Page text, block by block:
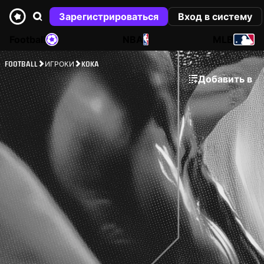
Зарегистрироваться
Вход в систему
NBA
FOOTBALL ИГРОКИ KOKA
Добавить в